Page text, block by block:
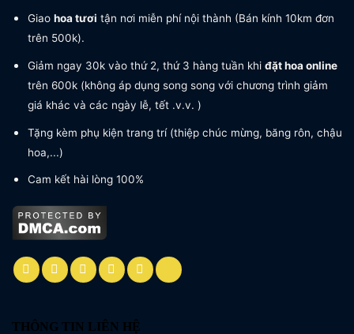
Giao hoa tươi tận nơi miễn phí nội thành (Bán kính 10km đơn
trên 500k).
Giảm ngay 30k vào thứ 2, thứ 3 hàng tuần khi đặt hoa online
trên 600k (không áp dụng song song với chương trình giảm
giá khác và các ngày lễ, tết .v.v. )
Tặng kèm phụ kiện trang trí (thiệp chúc mừng, băng rôn, chậu
hoa,...)
Cam kết hài lòng 100%
THÔNG TIN LIÊN HỆ